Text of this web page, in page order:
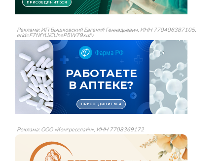
Реклама: ИП Вышковский Евгений Геннадьевич, ИНН 770406387105,
erid=F7NfYUJCUneP5W79xufv
Реклама: ООО «Конгресслайн», ИНН 7708369172